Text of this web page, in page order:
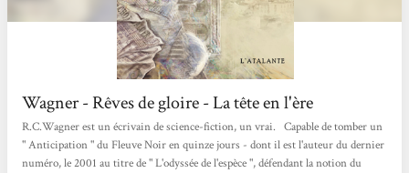
Wagner - Rêves de gloire - La tête en l'ère
R.C.Wagner est un écrivain de science-fiction, un vrai. Capable de tomber un
" Anticipation " du Fleuve Noir en quinze jours - dont il est l'auteur du dernier
numéro, le 2001 au titre de " L'odyssée de l'espèce ", défendant la notion du